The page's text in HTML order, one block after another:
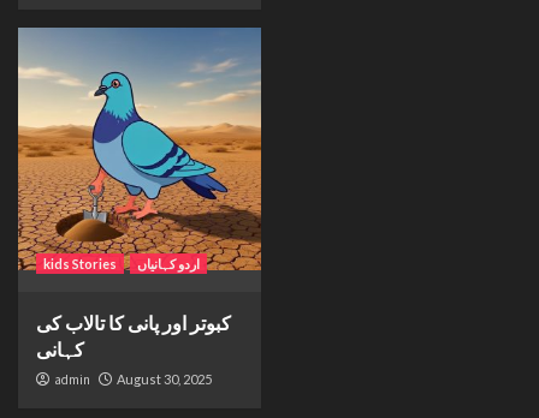
kids Stories اردو کہانیاں
کبوتر اور پانی کا تالاب کی
کہانی
admin August 30, 2025